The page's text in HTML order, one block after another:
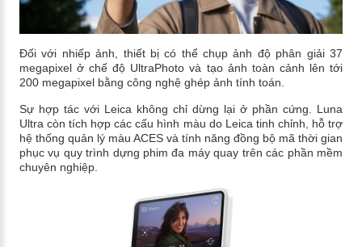
Đối với nhiếp ảnh, thiết bị có thể chụp ảnh độ phân giải 37
megapixel ở chế độ UltraPhoto và tạo ảnh toàn cảnh lên tới
200 megapixel bằng công nghệ ghép ảnh tính toán.
Sự hợp tác với Leica không chỉ dừng lại ở phần cứng. Luna
Ultra còn tích hợp các cấu hình màu do Leica tinh chỉnh, hỗ trợ
hệ thống quản lý màu ACES và tính năng đồng bộ mã thời gian
phục vụ quy trình dựng phim đa máy quay trên các phần mềm
chuyên nghiệp.